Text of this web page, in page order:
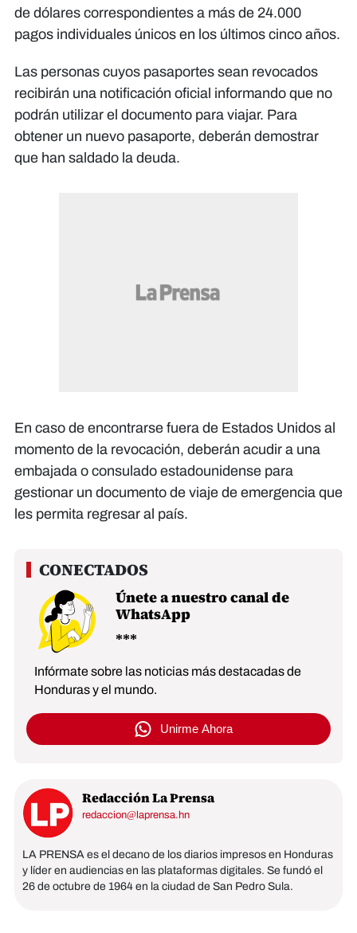
de dólares correspondientes a más de 24.000
pagos individuales únicos en los últimos cinco años.
Las personas cuyos pasaportes sean revocados
recibirán una notificación oficial informando que no
podrán utilizar el documento para viajar. Para
obtener un nuevo pasaporte, deberán demostrar
que han saldado la deuda.
En caso de encontrarse fuera de Estados Unidos al
momento de la revocación, deberán acudir a una
embajada o consulado estadounidense para
gestionar un documento de viaje de emergencia que
les permita regresar al país.
Únete a nuestro canal de
WhatsApp
Infórmate sobre las noticias más destacadas de
Honduras y el mundo.
Unirme Ahora
Redacción La Prensa
redaccion@laprensa.hn
LA PRENSA es el decano de los diarios impresos en Honduras
y líder en audiencias en las plataformas digitales. Se fundó el
26 de octubre de 1964 en la ciudad de San Pedro Sula.